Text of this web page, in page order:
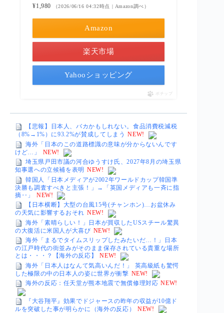
¥1,980 （2026/06/16 04:32時点 | Amazon調べ）
Amazon
楽天市場
Yahooショッピング
ポチップ
【悲報】日本人、バカかもしれない。食品消費税減税
（8%→1%）に93.2%が賛成してしまう
NEW!
海外「日本のこの道路標識の意味が分からないんです
けど…」
NEW!
埼玉県戸田市議の河合ゆうすけ氏、2027年8月の埼玉県
知事選への立候補を表明 NEW!
韓国人「日本メディアが2002年ワールドカップ韓国準
決勝も調査すべきと主張！」→「英国メディアも一斉に指
摘‥」
NEW!
【日本横断】大型の台風15号(チャンホン)…お盆休み
の天気に影響するおそれ NEW!
海外「素晴らしい！」日本が買収したUSスチール驚異
の大復活に米国人が大喜び NEW!
海外「まるでタイムスリップしたみたいだ…！」日本
の江戸時代の街並みがそのまま保存されている貴重な場所
とは・・・？【海外の反応】
NEW!
海外「日本人はなんて気高いんだ！」 英高級紙も驚愕
した極限の中の日本人の姿に世界が衝撃 NEW!
海外の反応：任天堂が熊本地震で無償修理対応 NEW!
『大谷翔平』効果でドジャースの昨年の収益が10億ド
ルを突破した事が明らかに（海外の反応）
NEW!